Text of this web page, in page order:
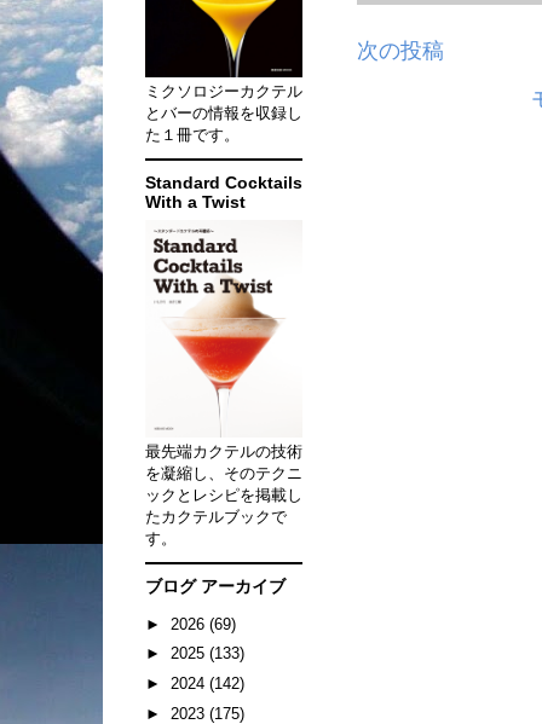
次の投稿
ミクソロジーカクテル
とバーの情報を収録し
た１冊です。
Standard Cocktails
With a Twist
最先端カクテルの技術
を凝縮し、そのテクニ
ックとレシピを掲載し
たカクテルブックで
す。
ブログ アーカイブ
► 2026 (69)
► 2025 (133)
► 2024 (142)
► 2023 (175)